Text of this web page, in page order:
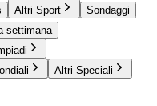
Altri Sport
Sondaggi
settimana
Altri Speciali